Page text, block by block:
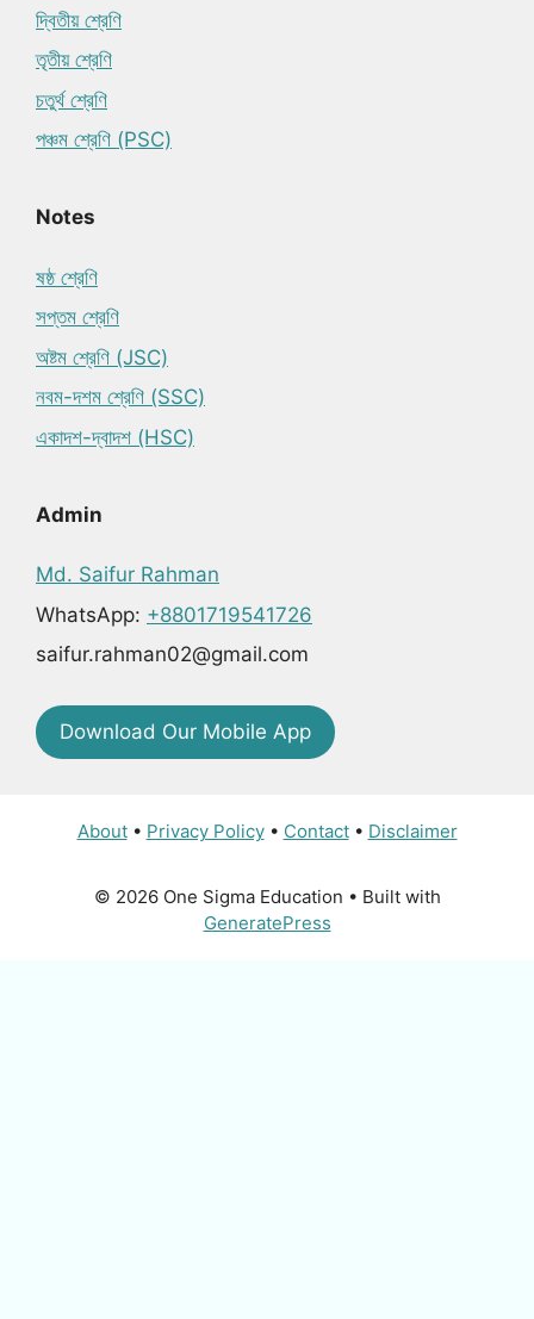
দ্বিতীয় শ্রেণি
তৃতীয় শ্রেণি
চতুর্থ শ্রেণি
পঞ্চম শ্রেণি (PSC)
Notes
ষষ্ঠ শ্রেণি
সপ্তম শ্রেণি
অষ্টম শ্রেণি (JSC)
নবম-দশম শ্রেণি (SSC)
একাদশ-দ্বাদশ (HSC)
Admin
Md. Saifur Rahman
WhatsApp: +8801719541726
saifur.rahman02@gmail.com
Download Our Mobile App
About• Privacy Policy• Contact• Disclaimer
© 2026 One Sigma Education • Built with
GeneratePress